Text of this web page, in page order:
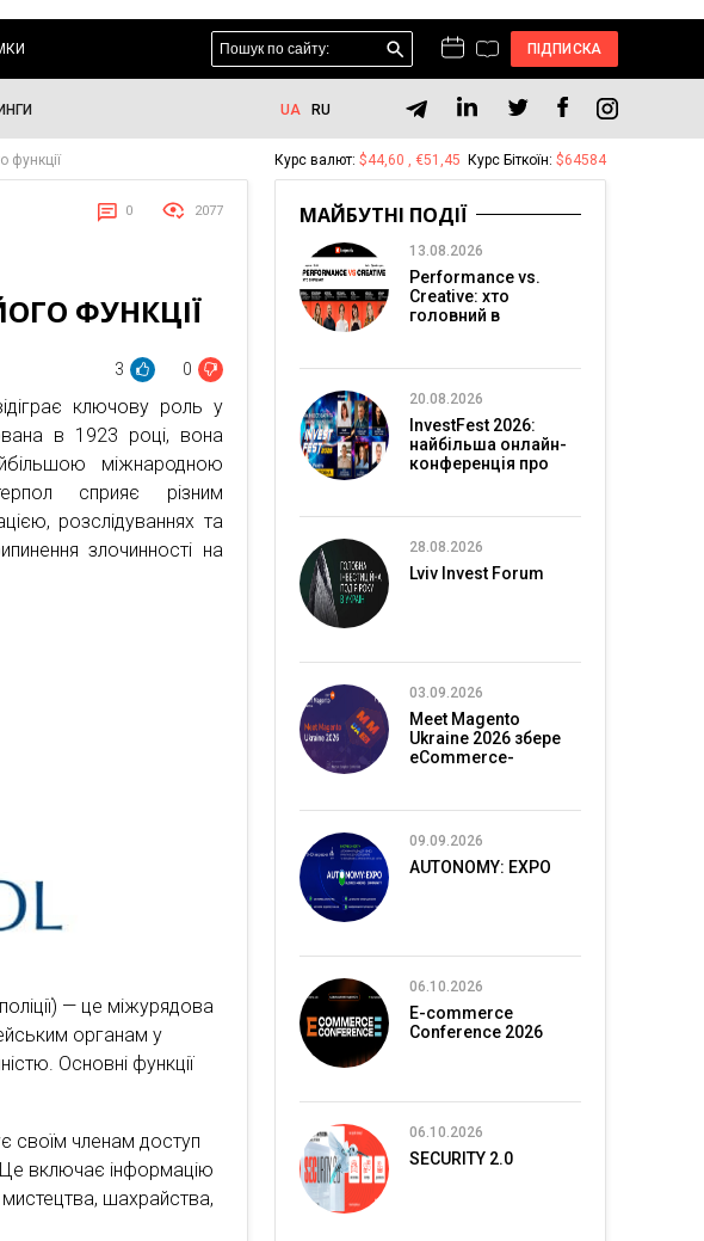
ПІДПИСКА
UA RU
функції
0 2077
ФУНКЦІЇ
3 0
ключову роль у
в 1923 році, вона
міжнародною
сприяє різним
розслідуваннях та
злочинності на
— це міжурядова
органам у
Основні функції
своїм членам доступ
включає інформацію
мистецтва, шахрайства,
Курс валют: $44,60 , €51,45 Курс Біткоїн: $64584
МАЙБУТНІ ПОДІЇ
13.08.2026
Performance vs.
Creative: хто
головний в
20.08.2026
InvestFest 2026:
найбільша онлайн-
конференція про
28.08.2026
Lviv Invest Forum
03.09.2026
Meet Magento
Ukraine 2026 збере
eCommerce-
09.09.2026
AUTONOMY: EXPO
06.10.2026
E-commerce
Conference 2026
06.10.2026
SECURITY 2.0